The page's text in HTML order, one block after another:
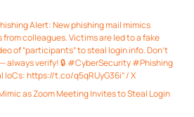
Alert: New phishing mail mimics
colleagues. Victims are led to a fake
of “participants” to steal login info. Don’t
always verify! 🔒 #CyberSecurity #Phishing
https://t.co/q5qRUyG36i” / X
as Zoom Meeting Invites to Steal Login